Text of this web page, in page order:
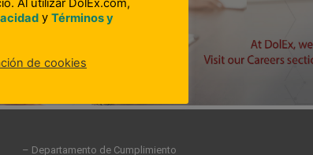
– Departamento de Cumplimiento
Al utilizar DolEx.com,
y Términos y
de cookies